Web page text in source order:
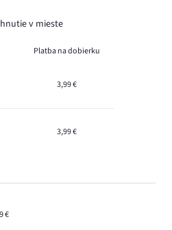
v mieste
Platba na dobierku
3,99 €
3,99 €
€